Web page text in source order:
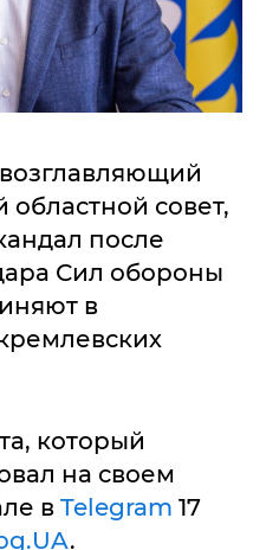
совет,
после
Сил обороны
в
который
на своем
в Telegram 17
.